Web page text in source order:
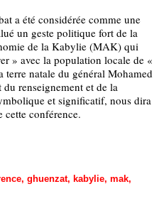
a été considérée comme une
un geste politique fort de la
de la Kabylie (MAK) qui
» avec la population locale de «
terre natale du général Mohamed
renseignement et de la
et significatif, nous dira
cette conférence.
, ghuenzat, kabylie, mak,